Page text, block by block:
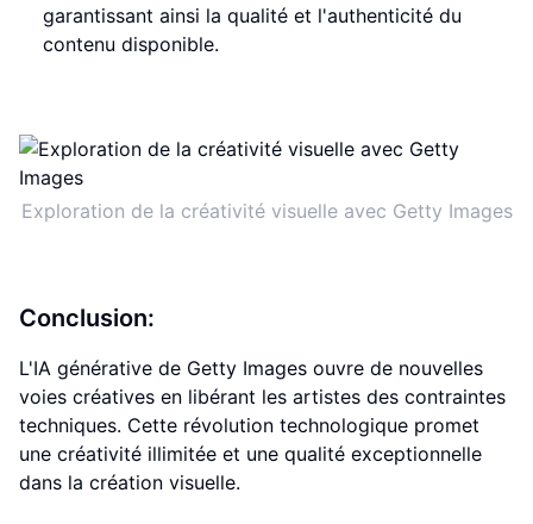
garantissant ainsi la qualité et l'authenticité du
contenu disponible.
Exploration de la créativité visuelle avec Getty Images
Conclusion:
L'IA générative de Getty Images ouvre de nouvelles
voies créatives en libérant les artistes des contraintes
techniques. Cette révolution technologique promet
une créativité illimitée et une qualité exceptionnelle
dans la création visuelle.